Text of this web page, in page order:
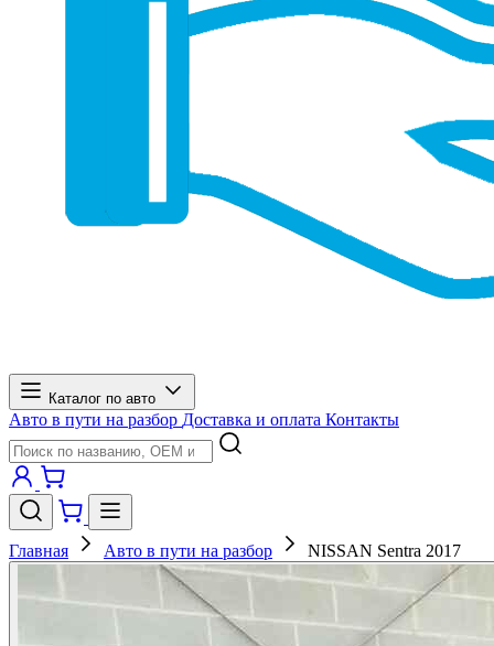
Каталог по авто
Авто в пути на разбор Доставка и оплата Контакты
Главная Авто в пути на разбор NISSAN Sentra 2017